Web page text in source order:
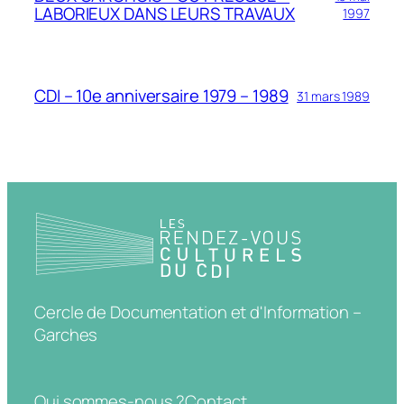
LABORIEUX DANS LEURS TRAVAUX
1997
CDI – 10e anniversaire 1979 – 1989 31 mars 1989
Cercle de Documentation et d'Information –
Garches